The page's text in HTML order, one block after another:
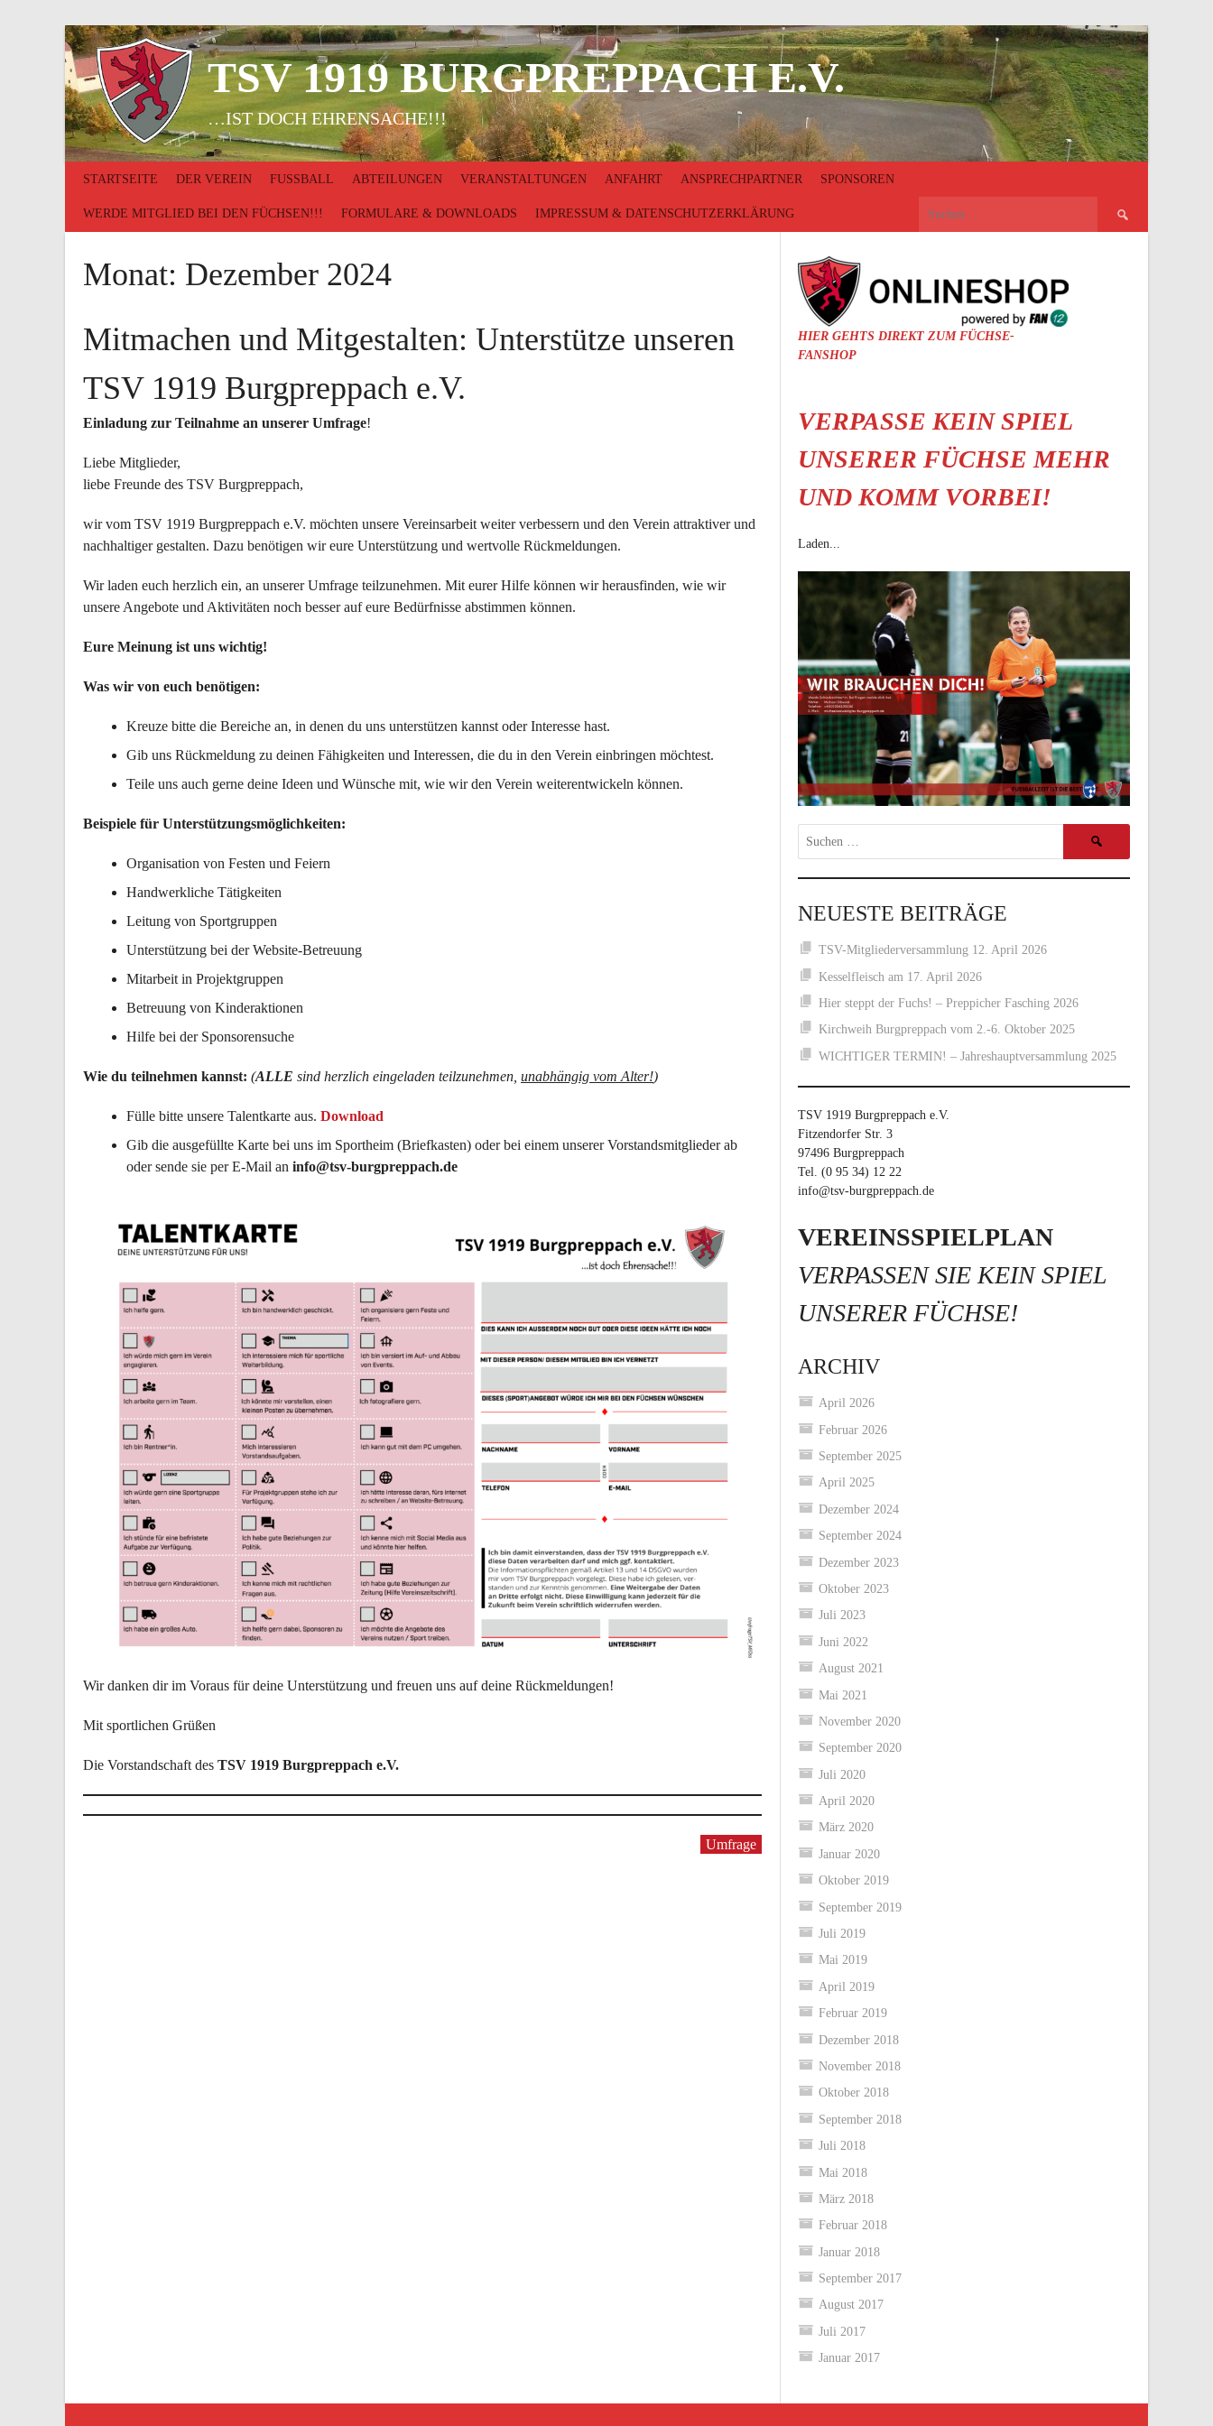
TSV 1919 BURGPREPPACH E.V.
…IST DOCH EHRENSACHE!!!
STARTSEITE DER VEREIN FUSSBALL ABTEILUNGEN VERANSTALTUNGEN ANFAHRT ANSPRECHPARTNER SPONSOREN
WERDE MITGLIED BEI DEN FÜCHSEN!!! FORMULARE & DOWNLOADS IMPRESSUM & DATENSCHUTZERKLÄRUNG
Suchen
Monat: Dezember 2024
Mitmachen und Mitgestalten: Unterstütze unseren
TSV 1919 Burgpreppach e.V.
Einladung zur Teilnahme an unserer Umfrage!
Liebe Mitglieder,
liebe Freunde des TSV Burgpreppach,
wir vom TSV 1919 Burgpreppach e.V. möchten unsere Vereinsarbeit weiter verbessern und den Verein attraktiver und
nachhaltiger gestalten. Dazu benötigen wir eure Unterstützung und wertvolle Rückmeldungen.
Wir laden euch herzlich ein, an unserer Umfrage teilzunehmen. Mit eurer Hilfe können wir herausfinden, wie wir
unsere Angebote und Aktivitäten noch besser auf eure Bedürfnisse abstimmen können.
Eure Meinung ist uns wichtig!
Was wir von euch benötigen:
Kreuze bitte die Bereiche an, in denen du uns unterstützen kannst oder Interesse hast.
Gib uns Rückmeldung zu deinen Fähigkeiten und Interessen, die du in den Verein einbringen möchtest.
Teile uns auch gerne deine Ideen und Wünsche mit, wie wir den Verein weiterentwickeln können.
Beispiele für Unterstützungsmöglichkeiten:
Organisation von Festen und Feiern
Handwerkliche Tätigkeiten
Leitung von Sportgruppen
Unterstützung bei der Website-Betreuung
Mitarbeit in Projektgruppen
Betreuung von Kinderaktionen
Hilfe bei der Sponsorensuche
Wie du teilnehmen kannst: (ALLE sind herzlich eingeladen teilzunehmen, unabhängig vom Alter!)
Fülle bitte unsere Talentkarte aus. Download
Gib die ausgefüllte Karte bei uns im Sportheim (Briefkasten) oder bei einem unserer Vorstandsmitglieder ab
oder sende sie per E-Mail an info@tsv-burgpreppach.de
Wir danken dir im Voraus für deine Unterstützung und freuen uns auf deine Rückmeldungen!
Mit sportlichen Grüßen
Die Vorstandschaft des TSV 1919 Burgpreppach e.V.
Umfrage
HIER GEHTS DIREKT ZUM FÜCHSE-
FANSHOP
VERPASSE KEIN SPIEL
UNSERER FÜCHSE MEHR
UND KOMM VORBEI!
Laden...
Suchen
NEUESTE BEITRÄGE
TSV-Mitgliederversammlung 12. April 2026
Kesselfleisch am 17. April 2026
Hier steppt der Fuchs! – Preppicher Fasching 2026
Kirchweih Burgpreppach vom 2.-6. Oktober 2025
WICHTIGER TERMIN! – Jahreshauptversammlung 2025
TSV 1919 Burgpreppach e.V.
Fitzendorfer Str. 3
97496 Burgpreppach
Tel. (0 95 34) 12 22
info@tsv-burgpreppach.de
VEREINSSPIELPLAN
VERPASSEN SIE KEIN SPIEL
UNSERER FÜCHSE!
ARCHIV
April 2026
Februar 2026
September 2025
April 2025
Dezember 2024
September 2024
Dezember 2023
Oktober 2023
Juli 2023
Juni 2022
August 2021
Mai 2021
November 2020
September 2020
Juli 2020
April 2020
März 2020
Januar 2020
Oktober 2019
September 2019
Juli 2019
Mai 2019
April 2019
Februar 2019
Dezember 2018
November 2018
Oktober 2018
September 2018
Juli 2018
Mai 2018
März 2018
Februar 2018
Januar 2018
September 2017
August 2017
Juli 2017
Januar 2017